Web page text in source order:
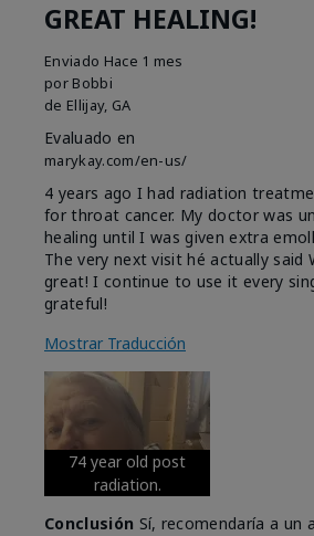
GREAT HEALING!
Enviado Hace 1 mes
por Bobbi
de Ellijay, GA
Evaluado en
marykay.com/en-us/
4 years ago I had radiation
for throat cancer. My doctor was
healing until I was given extra
The very next visit hé actually said
great! I continue to use it every
grateful!
Mostrar Traducción
74 year old post
radiation.
Conclusión Sí, recomendaría a un